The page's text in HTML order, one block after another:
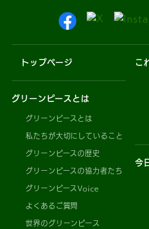
トップページ
グリーンピースとは
グリーンピースとは
私たちが大切にしていること
グリーンピースの歴史
グリーンピースの協力者たち
グリーンピースVoice
よくあるご質問
世界のグリーンピース
こ
今